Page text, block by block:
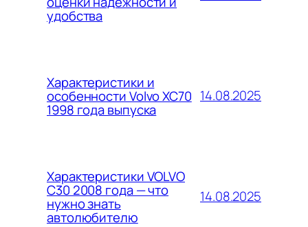
удобства
Характеристики и
особенности Volvo XC70
1998 года выпуска
14.08.2025
Характеристики VOLVO
C30 2008 года — что
нужно знать
автолюбителю
14.08.2025